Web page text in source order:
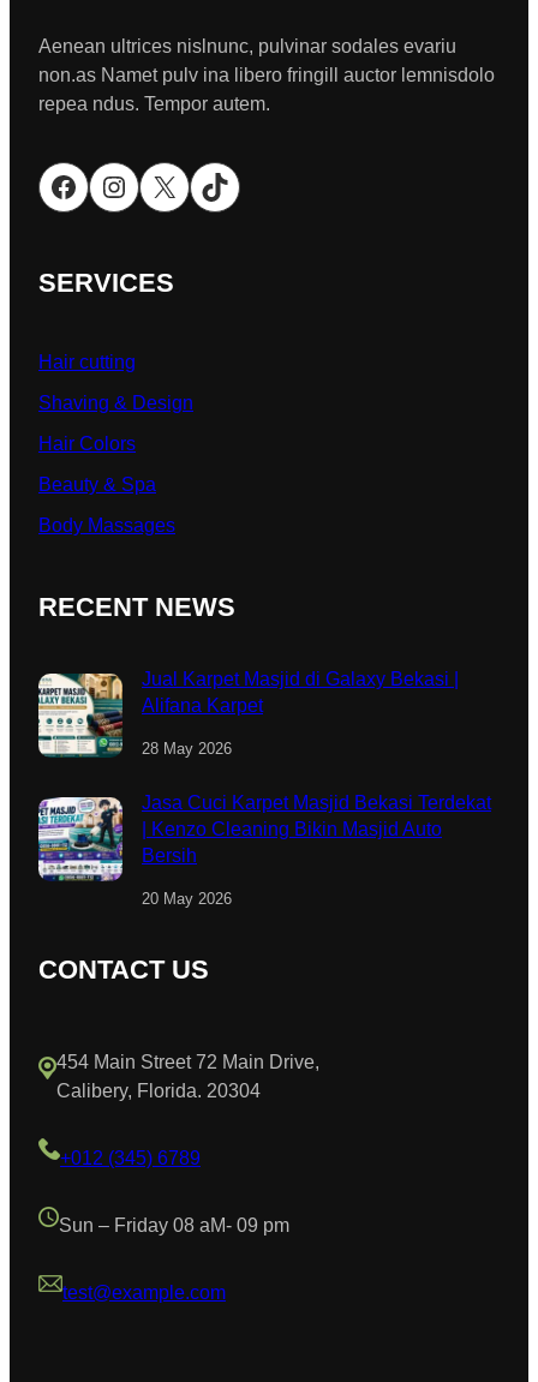
Aenean ultrices nislnunc, pulvinar sodales evariu
non.as Namet pulv ina libero fringill auctor lemnisdolo
repea ndus. Tempor autem.
Facebook Instagram X TikTok
SERVICES
Hair cutting
Shaving & Design
Hair Colors
Beauty & Spa
Body Massages
RECENT NEWS
Jual Karpet Masjid di Galaxy Bekasi |
Alifana Karpet
28 May 2026
Jasa Cuci Karpet Masjid Bekasi Terdekat
| Kenzo Cleaning Bikin Masjid Auto
Bersih
20 May 2026
CONTACT US
454 Main Street 72 Main Drive,
Calibery, Florida. 20304
+012 (345) 6789
Sun – Friday 08 aM- 09 pm
test@example.com